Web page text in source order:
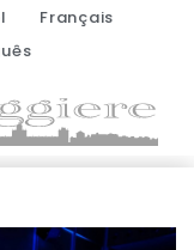
Français